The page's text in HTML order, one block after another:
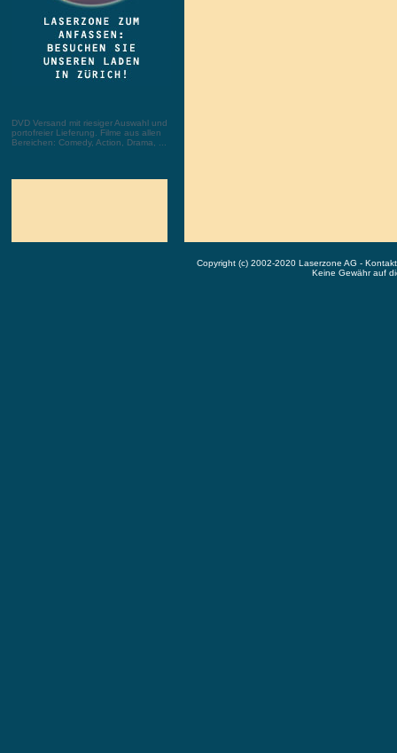
DVD Versand mit riesiger Auswahl und
portofreier Lieferung. Filme aus allen
Bereichen: Comedy, Action, Drama, ...
Copyright (c) 2002-2020 Laserzone AG -
Keine Gewähr auf